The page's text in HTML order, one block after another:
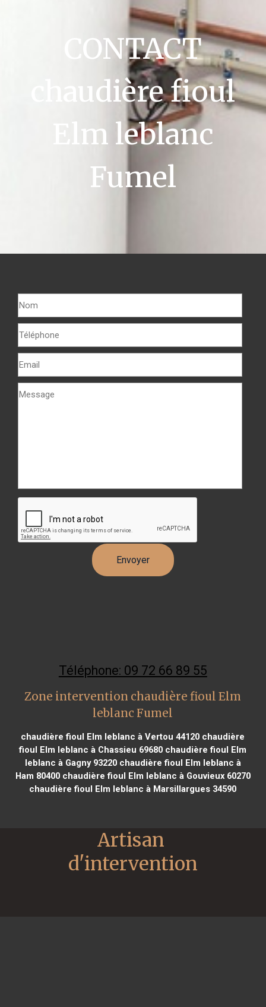
CONTACT
chaudière fioul
Elm leblanc
Fumel
Téléphone: 09 72 66 89 55
Zone intervention chaudière fioul Elm
leblanc Fumel
chaudière fioul Elm leblanc à Vertou 44120 chaudière
fioul Elm leblanc à Chassieu 69680 chaudière fioul Elm
leblanc à Gagny 93220chaudière fioul Elm leblanc à
Ham 80400chaudière fioul Elm leblanc à Gouvieux 60270
chaudière fioul Elm leblanc à Marsillargues 34590
Artisan
d'intervention